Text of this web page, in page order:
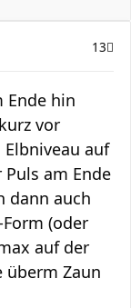
13
Ende hin
vor
auf
am Ende
dann auch
(oder
auf der
überm Zaun